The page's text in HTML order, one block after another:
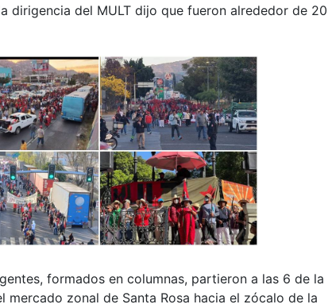
dirigencia del MULT dijo que fueron alrededor de 20
formados en columnas, partieron a las 6 de la
mercado zonal de Santa Rosa hacia el zócalo de la